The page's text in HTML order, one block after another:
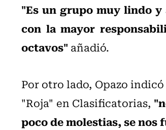
"Es un grupo muy lindo
con la mayor
octavos" añadió.
Por otro lado, Opazo
"Roja" en Clasificatorias,
poco de molestias, se nos